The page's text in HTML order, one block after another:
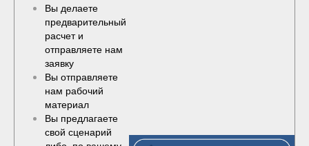
Вы делаете
предварительный
расчет и
отправляете нам
заявку
Вы отправляете
нам рабочий
материал
Вы предлагаете
свой сценарий